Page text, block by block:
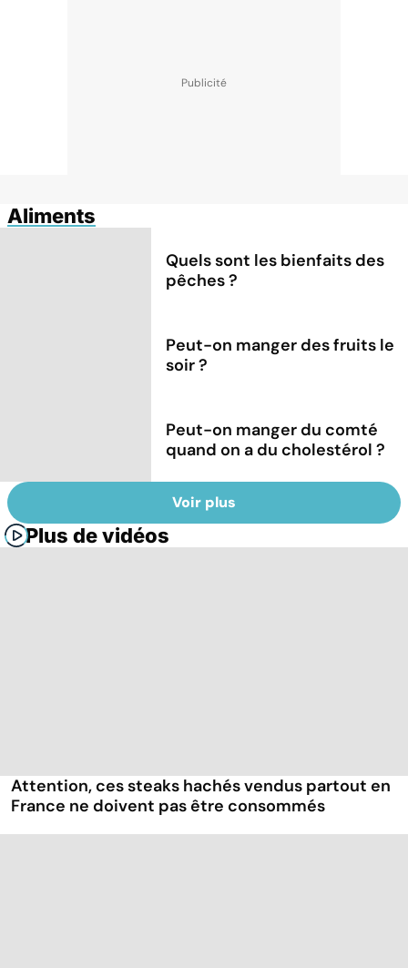
Aliments
Quels sont les bienfaits des
pêches ?
Peut-on manger des fruits le
soir ?
Peut-on manger du comté
quand on a du cholestérol ?
Voir plus
Plus de vidéos
Attention, ces steaks hachés vendus partout en
France ne doivent pas être consommés